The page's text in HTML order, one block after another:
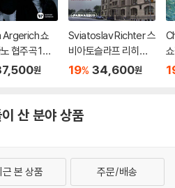
쇼
협주곡 1번,
Piano C
원
Sviatoslav Richter 스
비아토슬라프 리히테
르 라이브 레코딩 모음
atest)
19% 34,600원
산 분야 상품
근 본 상품 주문/배송